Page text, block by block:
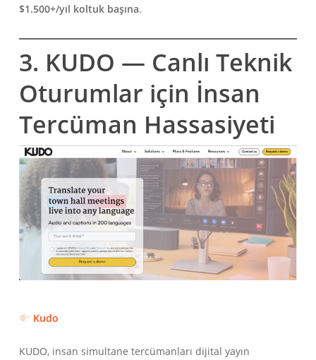
$1.500+/yıl koltuk başına.
3. KUDO — Canlı Teknik
Oturumlar için İnsan
Tercüman Hassasiyeti
Kudo
KUDO, insan simultane tercümanları dijital yayın